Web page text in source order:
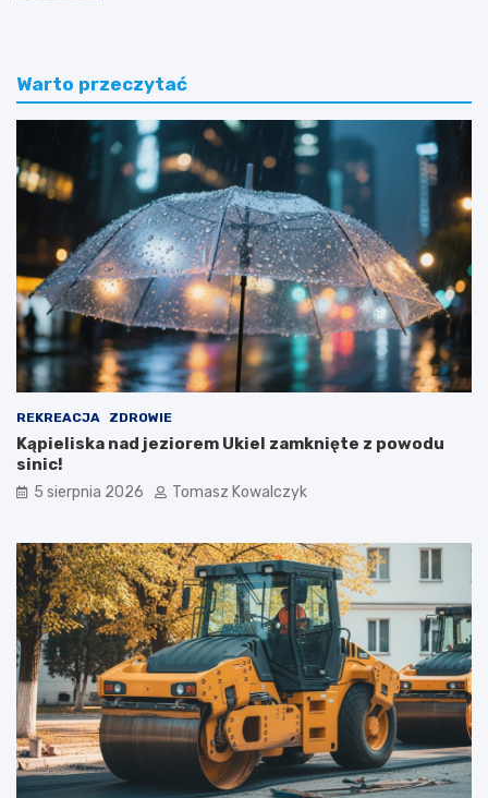
Warto przeczytać
REKREACJA ZDROWIE
Kąpieliska nad jeziorem Ukiel zamknięte z powodu
sinic!
5 sierpnia 2026 Tomasz Kowalczyk